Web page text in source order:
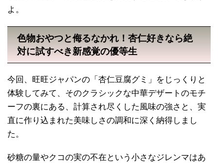
よ。
色物おやつと侮るなかれ！杏仁好きなら絶
対に試すべき新感覚の優等生
今回、旺旺ジャパンの「杏仁豆腐グミ」をじっくりと
体験してみて、そのクラシックな中華デザートのモチ
ーフの裏にある、計算され尽くした風味の強さと、実
直に作り込まれた美味しさの調和に深く納得しまし
た。
砂糖の量やクコの実の不在という小さなジレンマはあ